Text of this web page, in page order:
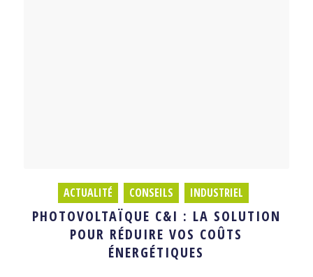
ACTUALITÉ CONSEILS INDUSTRIEL
PHOTOVOLTAÏQUE C&I : LA SOLUTION
POUR RÉDUIRE VOS COÛTS
ÉNERGÉTIQUES